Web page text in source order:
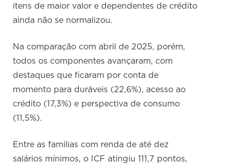
itens de maior valor e dependentes de crédito
ainda não se normalizou.
Na comparação com abril de 2025, porém,
todos os componentes avançaram, com
destaques que ficaram por conta de
momento para duráveis (22,6%), acesso ao
crédito (17,3%) e perspectiva de consumo
(11,5%).
Entre as famílias com renda de até dez
salários mínimos, o ICF atingiu 111,7 pontos,